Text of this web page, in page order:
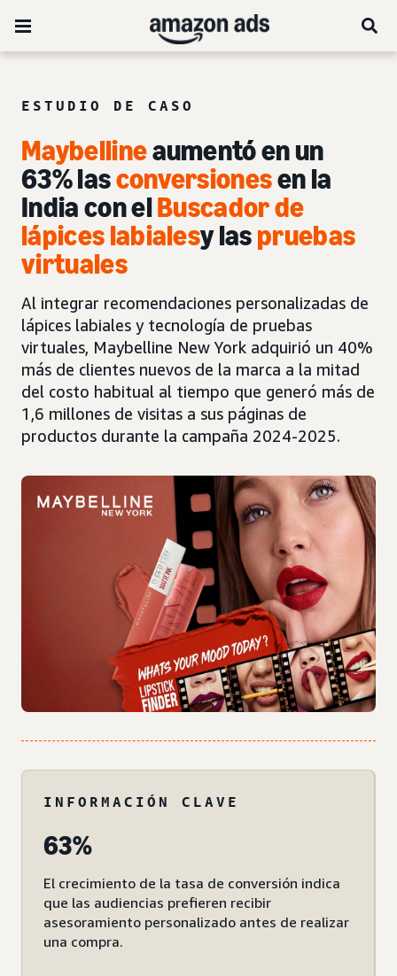
ESTUDIO DE CASO
Maybellineaumentó en un
63% lasconversionesen la
India con elBuscador de
lápices labialesy laspruebas
virtuales
Al integrar recomendaciones personalizadas de
lápices labiales y tecnología de pruebas
virtuales, Maybelline New York adquirió un 40%
más de clientes nuevos de la marca a la mitad
del costo habitual al tiempo que generó más de
1,6 millones de visitas a sus páginas de
productos durante la campaña 2024-2025.
INFORMACIÓN CLAVE
63%
El crecimiento de la tasa de conversión indica
que las audiencias prefieren recibir
asesoramiento personalizado antes de realizar
una compra.